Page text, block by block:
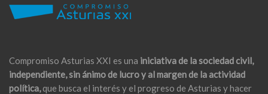
Compromiso Asturias XXI es una iniciativa de la sociedad civil,
independiente, sin ánimo de lucro y al margen de la actividad
política,que busca el interés y el progreso de Asturias y hacer